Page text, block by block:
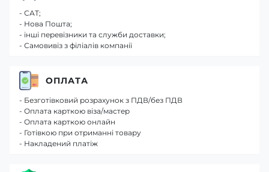
- САТ;
- Нова Пошта;
- інші перевізники та служби доставки;
- Самовивіз з філіалів компанії
ОПЛАТА
- Безготівковий розрахунок з ПДВ/без ПДВ
- Оплата карткою віза/мастер
- Оплата карткою онлайн
- Готівкою при отриманні товару
- Накладений платіж